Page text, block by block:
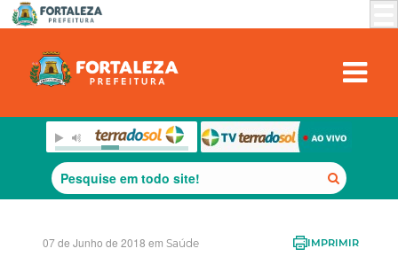
07 de Junho de 2018 em Saúde IMPRIMIR